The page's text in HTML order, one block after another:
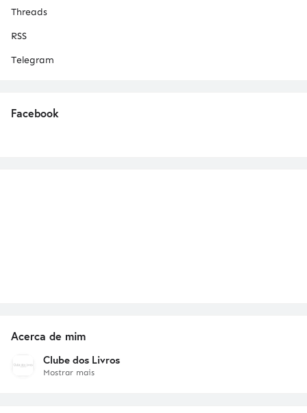
Threads
RSS
Telegram
Facebook
Acerca de mim
Clube dos Livros
Mostrar mais